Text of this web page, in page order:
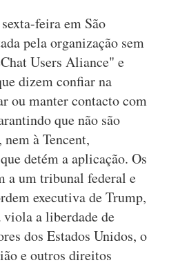
feira em São
pela organização sem
Users Aliance" e
dizem confiar na
ou manter contacto com
que não são
à Tencent,
detém a aplicação. Os
a um tribunal federal e
executiva de Trump,
viola a liberdade de
dos Estados Unidos, o
e outros direitos